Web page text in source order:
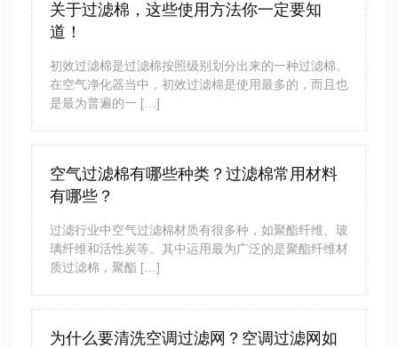
关于过滤棉，这些使用方法你一定要知
道！
初效过滤棉是过滤棉按照级别划分出来的一种过滤棉。
在空气净化器当中，初效过滤棉是使用最多的，而且也
是最为普遍的一 […]
空气过滤棉有哪些种类？过滤棉常用材料
有哪些？
过滤行业中空气过滤棉材质有很多种，如聚酯纤维、玻
璃纤维和活性炭等。其中运用最为广泛的是聚酯纤维材
质过滤棉，聚酯 […]
为什么要清洗空调过滤网？空调过滤网如